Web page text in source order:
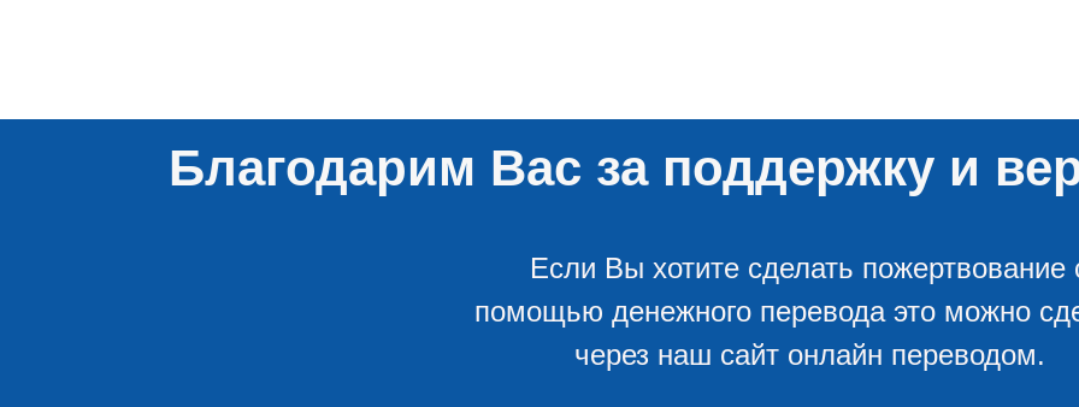
Благодарим Вас за поддержку и
Если Вы хотите сделать пожертвование
помощью денежного перевода это можно
через наш сайт онлайн переводом.